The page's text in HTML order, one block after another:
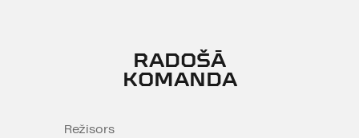
ģimenes mājas pārbūvi, jo pēc 30
gadu ilgas laulības izšķīries no
sievas, lai bildinātu savu ilggadējo
RADOŠĀ
KOMANDA
Režisors